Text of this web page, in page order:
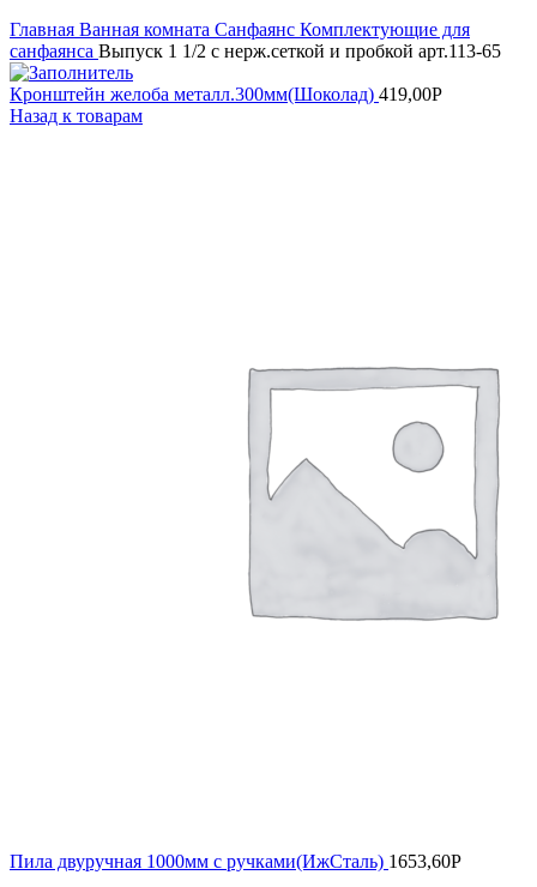
Главная Ванная комната Санфаянс Комплектующие для
санфаянса Выпуск 1 1/2 с нерж.сеткой и пробкой арт.113-65
Кронштейн желоба металл.300мм(Шоколад) 419,00Р
Назад к товарам
Пила двуручная 1000мм с ручками(ИжСталь) 1653,60Р